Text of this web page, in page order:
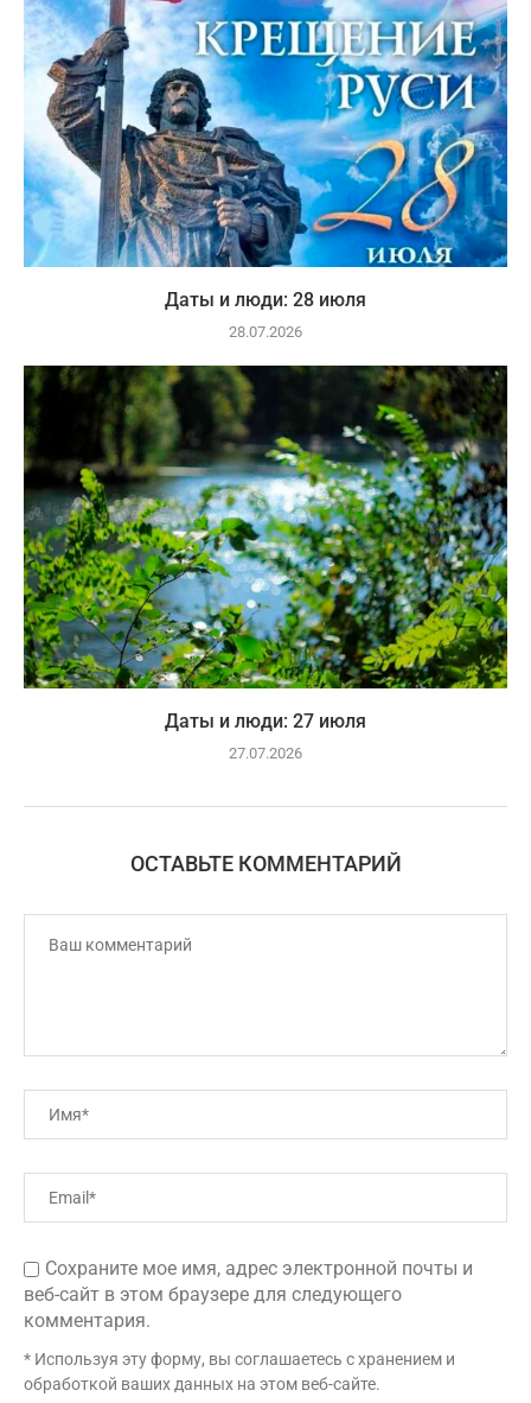
Даты и люди: 28 июля
28.07.2026
Даты и люди: 27 июля
27.07.2026
ОСТАВЬТЕ КОММЕНТАРИЙ
Сохраните мое имя, адрес электронной почты и
веб-сайт в этом браузере для следующего
комментария.
* Используя эту форму, вы соглашаетесь с хранением и
обработкой ваших данных на этом веб-сайте.